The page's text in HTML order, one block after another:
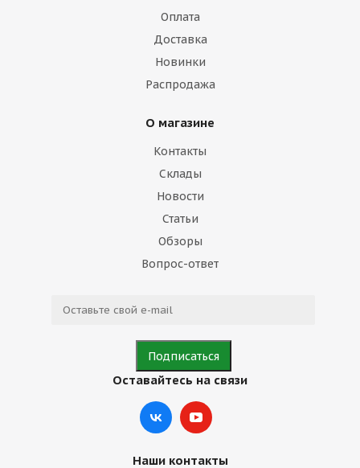
Оплата
Доставка
Новинки
Распродажа
О магазине
Контакты
Склады
Новости
Статьи
Обзоры
Вопрос-ответ
Оставайтесь на связи
Наши контакты